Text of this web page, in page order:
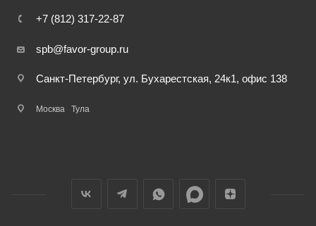
+7 (812) 317-22-87
spb@favor-group.ru
Санкт-Петербург, ул. Бухарестская, 24к1, офис 138
Москва Тула